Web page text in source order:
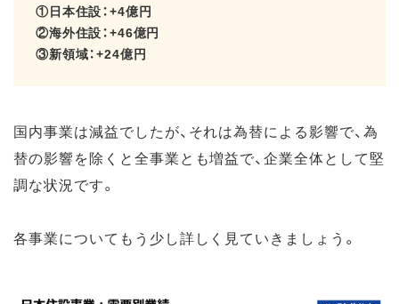
①日本住設：+4億円
②海外住設：+46億円
③新領域：+24億円
国内事業は減益でしたが、それは為替による影響で、為
替の影響を除くと全事業とも増益で、企業全体として堅
調な状況です。
各事業についてもう少し詳しく見ていきましょう。